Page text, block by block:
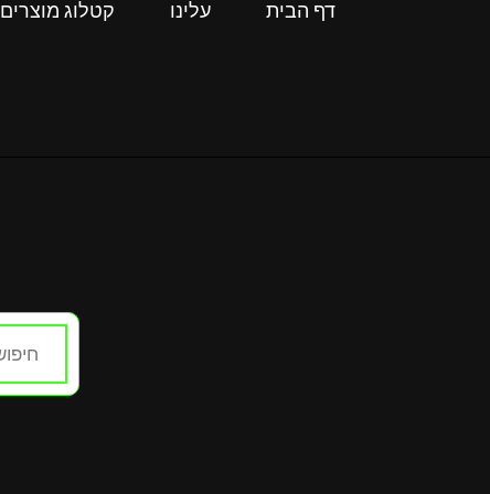
דף הבית עלינו קטלוג מוצרים